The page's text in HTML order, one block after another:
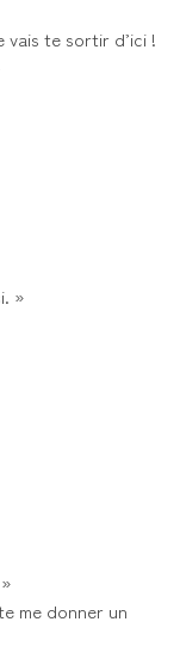
vais te sortir d’ici !
»
me donner un